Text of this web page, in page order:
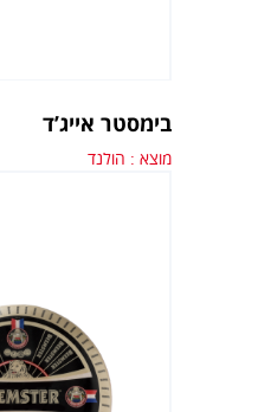
בימסטר אייג’ד
מוצא : הולנד